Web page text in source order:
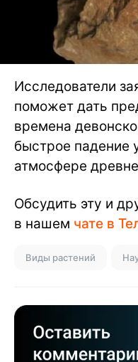
Исследователи
поможет дать
времена
быстрое падение
атмосфере
Обсудить эту и
в нашем чате в
Виды растений